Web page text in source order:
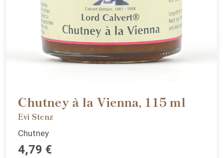
Chutney à la Vienna, 115 ml
Evi Stenz
Chutney
4,79 €